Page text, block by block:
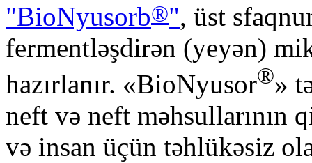
"BioNyusorb®", üst
fermentləşdirən (yeyən)
hazırlanır. «BioNyusor®»
neft və neft
və insan üçün təhlükəsiz